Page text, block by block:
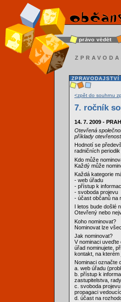
ZPRAVODAJSTVÍ
<zpět do souhrnu
7. ročník
14. 7. 2009 -
Otevřená
příklady
Hodnotí se
radničních
Kdo může
Každý může
Každá kategorie
- web úřadu
- přístup k
- svoboda projevu
- účast občanů na
I letos bude
Otevřený nebo
Koho nominovat?
Nominovat lze
Jak nominovat?
V nominaci
úřad nominujete,
kontakt, na kterém
Nominaci označte
a. web úřadu
b. přístup k
zastupitelstva,
c. svoboda
propagaci
d. účast na